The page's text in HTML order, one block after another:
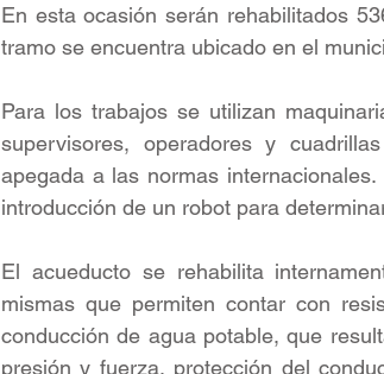
En esta ocasión serán rehabilitados
tramo se encuentra ubicado en el
Para los trabajos se utilizan
supervisores, operadores y
apegada a las normas
introducción de un robot para
El acueducto se rehabilita
mismas que permiten contar con
conducción de agua potable, que
presión y fuerza, protección del